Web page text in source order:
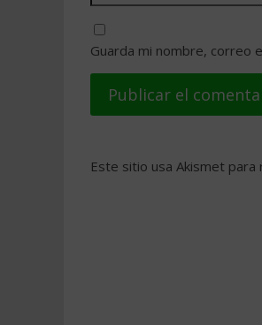
Guarda mi nombre, correo
Este sitio usa Akismet para